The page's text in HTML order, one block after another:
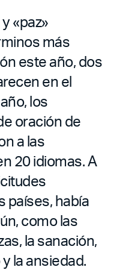
«paz»
más
este año, dos
en el
los
oración de
a las
20 idiomas. A
países, había
como las
la sanación,
la ansiedad.